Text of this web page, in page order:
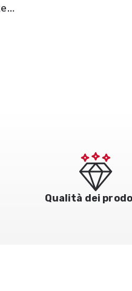
Qualità dei